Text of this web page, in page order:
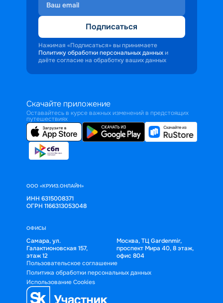
Подписаться
Нажимая «Подписаться» вы принимаете
Политику обработки персональных данных и
даёте согласие на обработку ваших данных
Скачайте приложение
Оставайтесь в курсе важных изменений в предстоящих
путешествиях
ООО «КРУИЗ.ОНЛАЙН»
ИНН 6315008371
ОГРН 1166313053048
ОФИСЫ
Самара, ул.
Галактионовская 157,
этаж 12
Москва, ТЦ Gardenmir,
проспект Мира 40, 8 этаж,
офис 804
Пользовательское соглашение
Политика обработки персональных данных
Использование Cookies